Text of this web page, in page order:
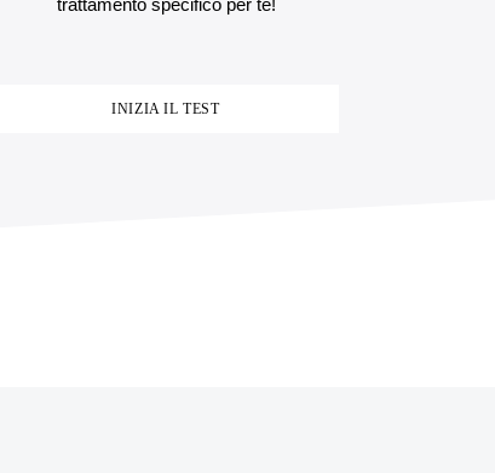
trattamento specifico per te!
INIZIA IL TEST